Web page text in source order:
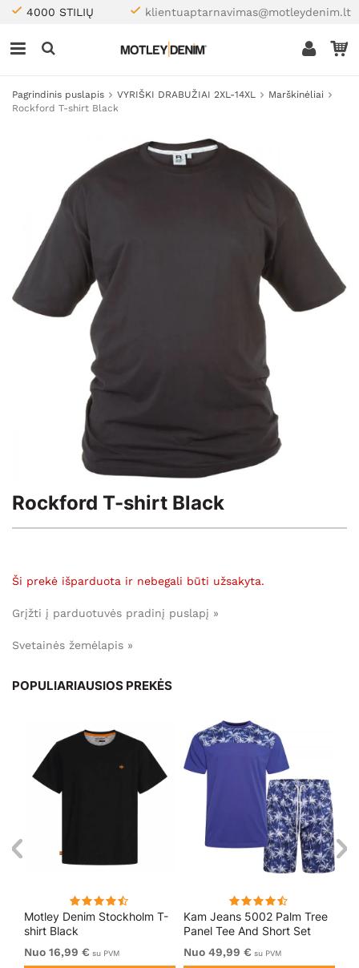
4000 STILIŲ klientuaptarnavimas@motleydenim.lt
Pagrindinis puslapis VYRIŠKI DRABUŽIAI 2XL-14XL
Marškinėliai
Rockford T-shirt Black
Rockford T-shirt Black
Ši prekė išparduota ir nebegali būti užsakyta.
Grįžti į parduotuvės pradinį puslapį »
Svetainės žemėlapis »
POPULIARIAUSIOS PREKĖS
Motley Denim Stockholm T-
shirt Black
Nuo 16,99 € su PVM
Kam Jeans 5002 Palm Tree
Panel Tee And Short Set
Electric Blue
Nuo 49,99 € su PVM